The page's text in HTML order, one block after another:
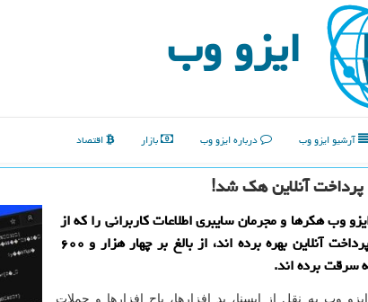
ایزو وب
آرشیو ایزو وب درباره ایزو وب بازار اقتصاد
پرداخت آنلاین هك شد!
وب هكرها و مجرمان سایبری اطلاعات كاربرانی را كه از
درگاه های پرداخت آنلاین بهره برده اند، از بالغ بر چهار هزار و ۶۰۰
سرقت برده اند.
وب به نقل از ایسنا، بد افزارها، باج افزارها و حملات